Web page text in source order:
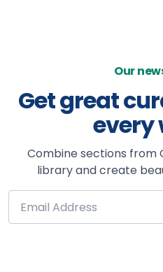
Our
Get great
every
Combine sections from
library and create